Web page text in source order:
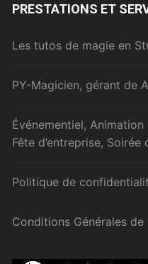
PRESTATIONS ET
Les tutos de magie en
PY-Magicien, gérant de
Événementiel,
Fête d’entreprise,
Politique de
Conditions Générales de